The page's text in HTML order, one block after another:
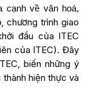
cạnh về văn hoá,
, chương trình giao
đầu của ITEC
của ITEC). Đây
biến những ý
hiện thực và